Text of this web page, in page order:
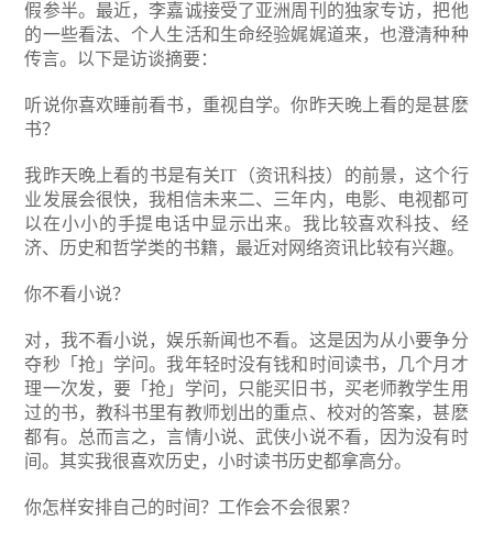
假参半。最近，李嘉诚接受了亚洲周刊的独家专访，把他
的一些看法、个人生活和生命经验娓娓道来，也澄清种种
传言。以下是访谈摘要：
听说你喜欢睡前看书，重视自学。你昨天晚上看的是甚麽
书？
我昨天晚上看的书是有关IT（资讯科技）的前景，这个行
业发展会很快，我相信未来二、三年内，电影、电视都可
以在小小的手提电话中显示出来。我比较喜欢科技、经
济、历史和哲学类的书籍，最近对网络资讯比较有兴趣。
你不看小说？
对，我不看小说，娱乐新闻也不看。这是因为从小要争分
夺秒「抢」学问。我年轻时没有钱和时间读书，几个月才
理一次发，要「抢」学问，只能买旧书，买老师教学生用
过的书，教科书里有教师划出的重点、校对的答案，甚麽
都有。总而言之，言情小说、武侠小说不看，因为没有时
间。其实我很喜欢历史，小时读书历史都拿高分。
你怎样安排自己的时间？工作会不会很累？